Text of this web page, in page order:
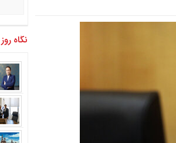
نگاه روز